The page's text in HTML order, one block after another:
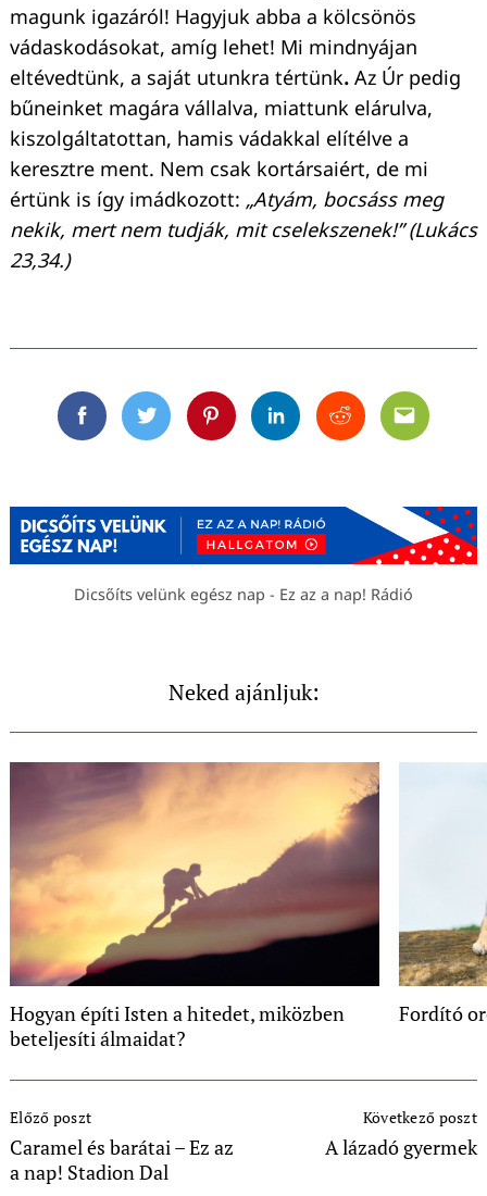
magunk igazáról! Hagyjuk abba a kölcsönös
vádaskodásokat, amíg lehet! Mi mindnyájan
eltévedtünk, a saját utunkra tértünk. Az Úr pedig
bűneinket magára vállalva, miattunk elárulva,
kiszolgáltatottan, hamis vádakkal elítélve a
keresztre ment. Nem csak kortársaiért, de mi
értünk is így imádkozott: „Atyám, bocsáss meg
nekik, mert nem tudják, mit cselekszenek!” (Lukács
23,34.)
FacebookTwitterPinterestLinkedinRedditEmail
Dicsőíts velünk egész nap - Ez az a nap! Rádió
Neked ajánljuk:
Hogyan építi Isten a hitedet, miközben
beteljesíti álmaidat?
Fordító
Navigation
Előző poszt
Caramel és barátai – Ez az
a nap! Stadion Dal
Következő poszt
A lázadó gyermek